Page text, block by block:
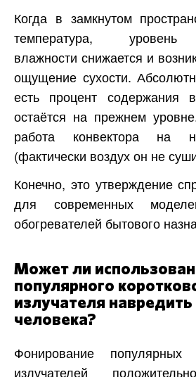
Когда в замкнутом
температура, уровень
влажности снижается и
ощущение сухости.
есть процент содержания
остаётся на прежнем
работа конвектора на
(фактически воздух он не
Конечно, это утверждение
для современных
обогревателей бытового
Может ли
популярного
излучателя
человека?
Фонирование популярных
излучателей